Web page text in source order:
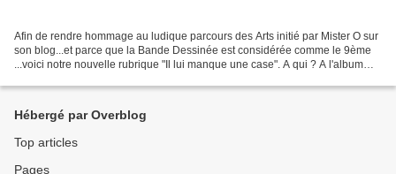
Afin de rendre hommage au ludique parcours des Arts initié par Mister O sur
son blog...et parce que la Bande Dessinée est considérée comme le 9ème
...voici notre nouvelle rubrique "Il lui manque une case". A qui ? A l'album
Hébergé par Overblog
Top articles
Pages